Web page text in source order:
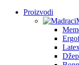
Proizvodi